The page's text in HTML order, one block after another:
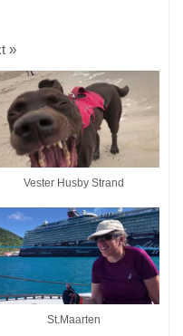
»
Vester Husby Strand
St.Maarten